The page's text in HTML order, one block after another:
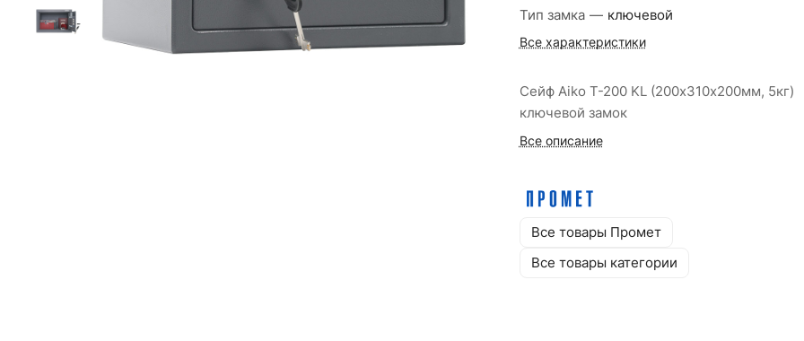
Тип замка — ключевой
Все характеристики
Сейф Aiko Т-200 KL (200х310х200мм, 5кг)
ключевой замок
Все описание
Все товары Промет
Все товары категории